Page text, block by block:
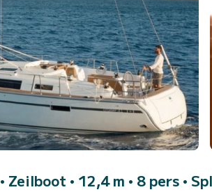
• Zeilboot • 12,4 m • 8 pers •